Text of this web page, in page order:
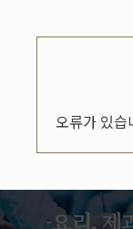
-요리, 제
오류가 있습